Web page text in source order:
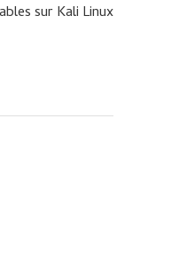
sur Kali Linux